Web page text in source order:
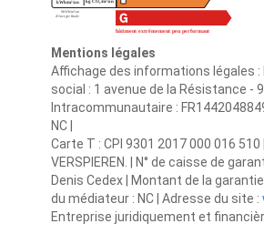
Mentions légales
Affichage des informations légales :
social : 1 avenue de la Résistance -
Intracommunautaire :
NC |
Carte T : CPI 9301 2017 000 016
VERSPIEREN. | N° de caisse de
Denis Cedex | Montant de la
du médiateur : NC | Adresse du site :
Entreprise juridiquement et